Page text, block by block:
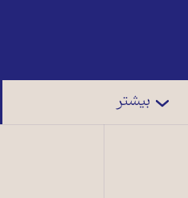
بیشتر